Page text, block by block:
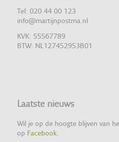
Tel: 020 44 00 123
info@martijnpostma.nl
KVK: 55567789
BTW: NL127452953B01
Laatste nieuws
Wil je op de hoogte blijven van
op Facebook.